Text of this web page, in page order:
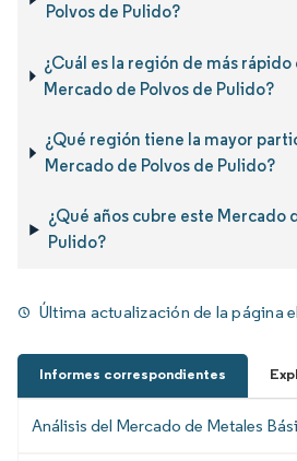
Polvos de Pulido?
¿Cuál es la región de más
Mercado de Polvos de Pulido?
¿Qué región tiene la mayor
Mercado de Polvos de Pulido?
¿Qué años cubre este Mercado
Pulido?
Última actualización de la página
Informes correspondientes
Análisis del Mercado de Metales